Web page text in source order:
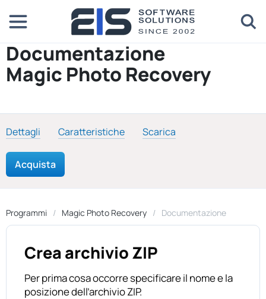
Documentazione
Magic Photo Recovery
Dettagli Caratteristiche Scarica
Acquista
Programmi Magic Photo Recovery Documentazione
Crea archivio ZIP
Per prima cosa occorre specificare il nome e la
posizione dell’archivio ZIP.